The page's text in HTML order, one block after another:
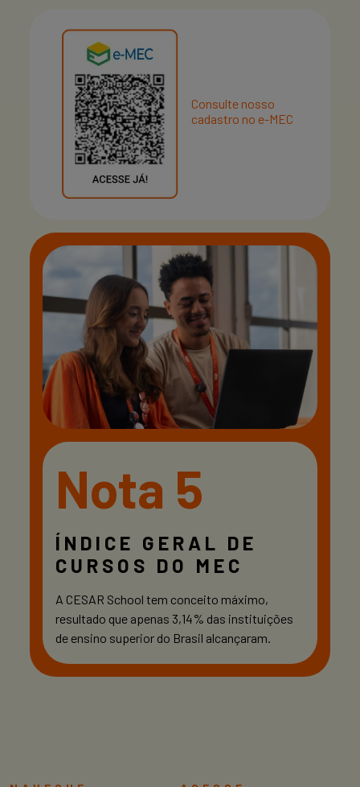
Consulte nosso
cadastro no e-MEC
Nota 5
ÍNDICE GERAL DE
CURSOS DO MEC
A CESAR School tem conceito máximo,
resultado que apenas 3,14% das instituições
de ensino superior do Brasil alcançaram.